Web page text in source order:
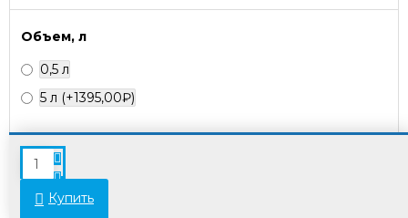
Объем, л
0,5 л
5 л (+1395,00₽)
Купить
В связи с переоценкой товара стоимость
некоторых позиций может отличаться от
указанной на сайте. Просьба уточнять актуальные